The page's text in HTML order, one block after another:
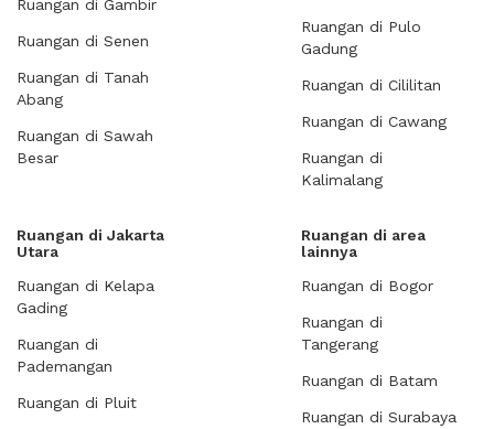
Ruangan di Gambir
Ruangan di Senen
Ruangan di Tanah
Abang
Ruangan di Sawah
Besar
Ruangan di Pulo
Gadung
Ruangan di Cililitan
Ruangan di Cawang
Ruangan di
Kalimalang
Ruangan di Jakarta
Utara
Ruangan di Kelapa
Gading
Ruangan di
Pademangan
Ruangan di Pluit
Ruangan di area
lainnya
Ruangan di Bogor
Ruangan di
Tangerang
Ruangan di Batam
Ruangan di Surabaya